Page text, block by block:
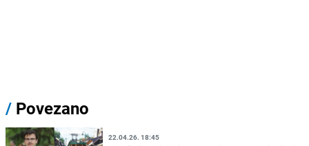
/ Povezano
22.04.26. 18:45